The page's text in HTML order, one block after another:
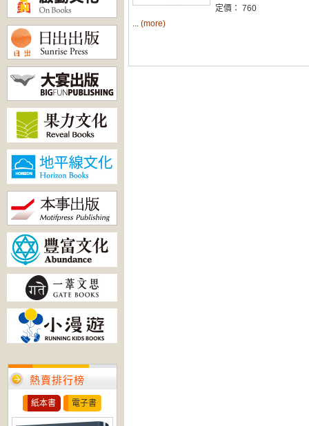
熱賣排行榜
紙本書 電子書
定價： 760
... (more)